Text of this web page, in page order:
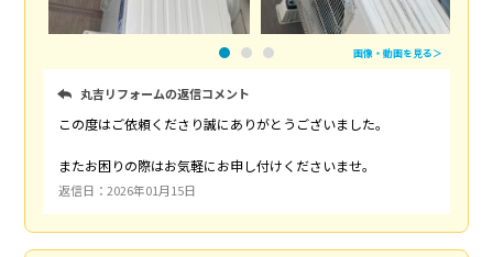
画像・動画を見る＞
丸吉リフォームの返信コメント
この度はご依頼くださり誠にありがとうございました。
またお困りの際はお気軽にお申し付けくださいませ。
返信日：2026年01月15日